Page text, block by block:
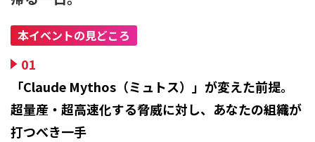
本イベントの見どころ
01
「Claude Mythos（ミュトス）」が変えた前提。
超量産・超高速化する脅威に対し、あなたの組織が
打つべき一手